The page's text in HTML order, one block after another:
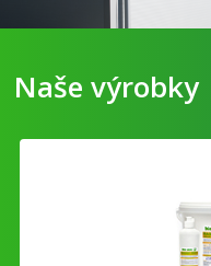
Naše výrobky